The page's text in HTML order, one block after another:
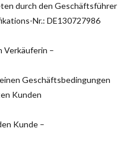
durch den Geschäftsführer
Nr.: DE130727986
Verkäuferin –
Geschäftsbedingungen
Kunden
Kunde –